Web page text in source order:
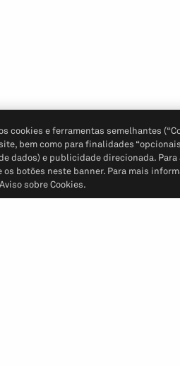
cookies e ferramentas semelhantes
bem como para finalidades
dados) e publicidade direcionada.
botões neste banner. Para mais
sobre Cookies.